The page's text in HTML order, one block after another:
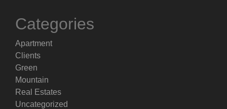
Categories
Apartment
Clients
Green
Mountain
Real Estates
Uncategorized